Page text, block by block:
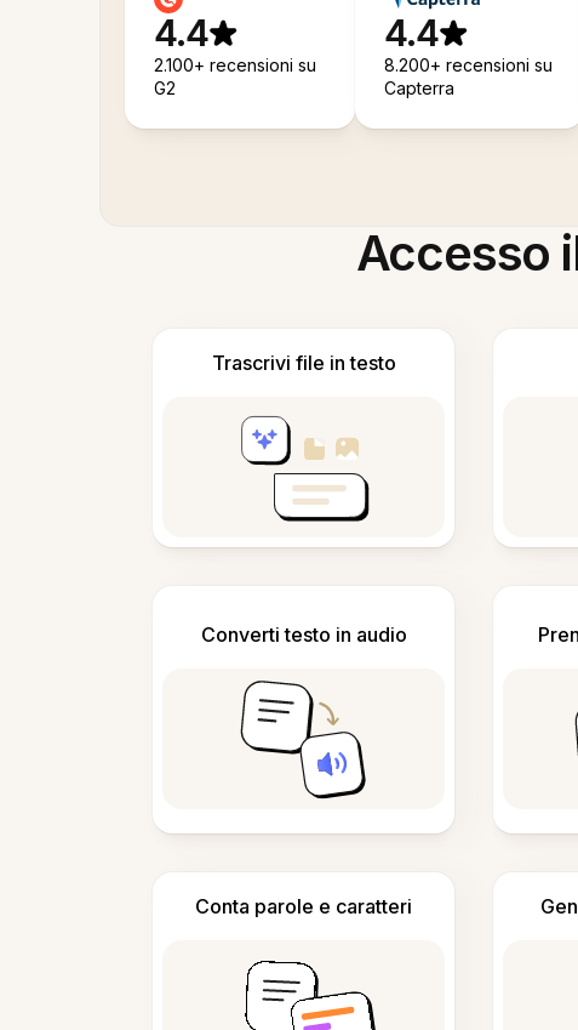
4.4
2.100+ recensioni su
G2
4.4
8.200+ recensioni su
Capterra
Accesso
Trascrivi file in testo
Converti testo in audio
Conta parole e caratteri